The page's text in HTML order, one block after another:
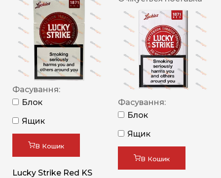
Фасування:
Блок
Ящик
В Кошик
Lucky Strike Red KS
Фасування:
Блок
Ящик
В Кошик